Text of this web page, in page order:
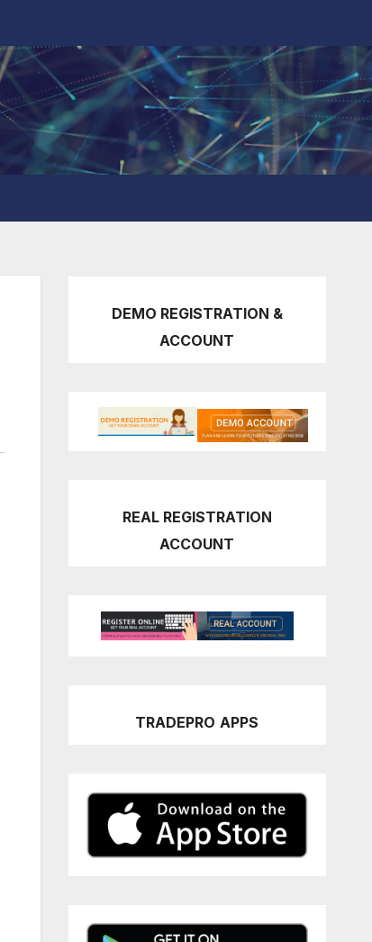
DEMO REGISTRATION &
ACCOUNT
REAL REGISTRATION
ACCOUNT
TRADEPRO APPS